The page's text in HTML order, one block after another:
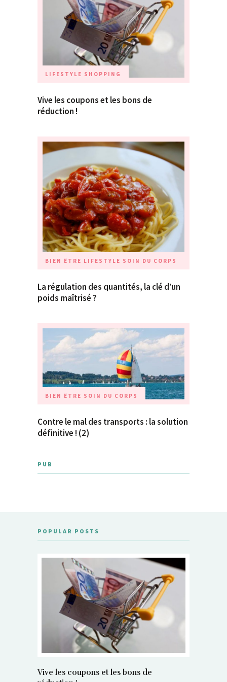
LIFESTYLE SHOPPING
Vive les coupons et les bons de
réduction !
BIEN ÊTRE LIFESTYLE SOIN DU CORPS
La régulation des quantités, la clé d’un
poids maîtrisé ?
BIEN ÊTRE SOIN DU CORPS
Contre le mal des transports : la solution
définitive ! (2)
PUB
POPULAR POSTS
Vive les coupons et les bons de